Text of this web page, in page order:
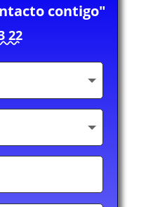
contigo"
22